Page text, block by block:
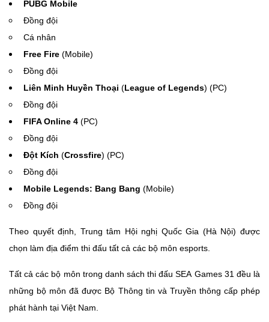
PUBG Mobile
Đồng đội
Cá nhân
Free Fire (Mobile)
Đồng đội
Liên Minh Huyền Thoại (League of Legends) (PC)
Đồng đội
FIFA Online 4 (PC)
Đồng đội
Đột Kích (Crossfire) (PC)
Đồng đội
Mobile Legends: Bang Bang (Mobile)
Đồng đội
Theo quyết định, Trung tâm Hội nghị Quốc Gia (Hà Nội) được
chọn làm địa điểm thi đấu tất cả các bộ môn esports.
Tất cả các bộ môn trong danh sách thi đấu SEA Games 31 đều là
những bộ môn đã được Bộ Thông tin và Truyền thông cấp phép
phát hành tại Việt Nam.